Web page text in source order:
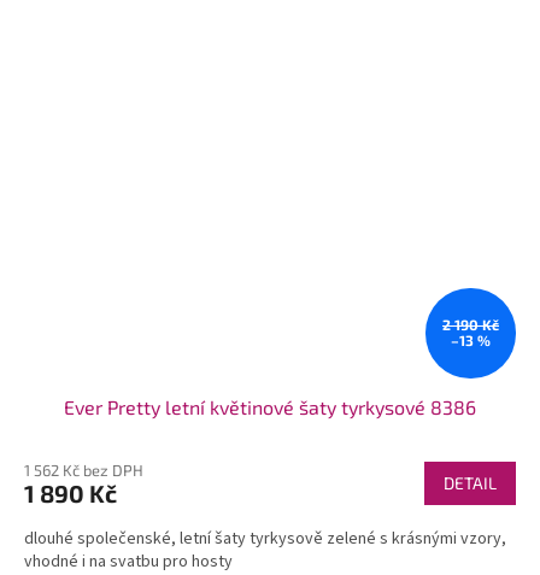
2 190 Kč
–13 %
Ever Pretty letní květinové šaty tyrkysové 8386
1 562 Kč bez DPH
1 890 Kč DETAIL
dlouhé společenské, letní šaty tyrkysově zelené s krásnými vzory,
vhodné i na svatbu pro hosty